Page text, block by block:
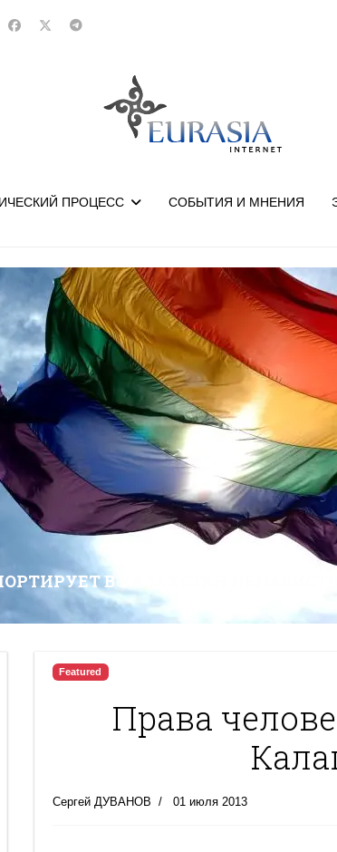
ПРОЦЕСС СОБЫТИЯ И МНЕНИЯ
В КАЗАХСТАН НЕНАВИСТЬ
Featured
Права
Сергей ДУВАНОВ 01 июля 2013